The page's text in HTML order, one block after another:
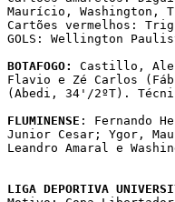
Maurício, Washington,
Cartões vermelhos:
GOLS: Wellington
BOTAFOGO:
Castillo,
Flavio e Zé Carlos
(Abedi, 34'/2ºT).
FLUMINENSE : Fernando
Junior Cesar; Ygor,
Leandro Amaral e
LIGA DEPORTIVA